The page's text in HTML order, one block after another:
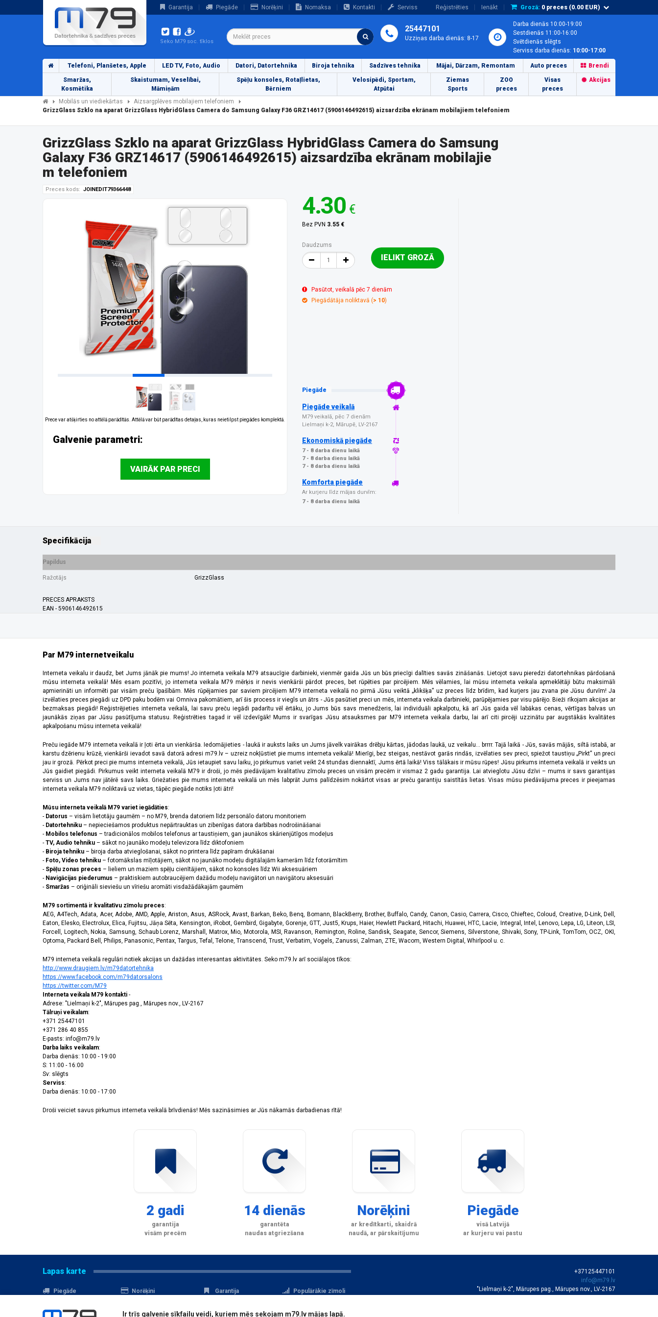
Garantija Piegāde Norēķini Nomaksa Kontakti Serviss Reģistrēties Ienākt Grozā: 0 preces (0.00 EUR)
Seko M79 soc. tīklos
25447101
Uzziņas darba dienās: 8-17
Darba dienās 10:00-19:00
Sestdienās 11:00-16:00
Svētdienās slēgts
Serviss darba dienās: 10:00-17:00
Telefoni, Planšetes, Apple LED TV, Foto, Audio Datori, Datortehnika Biroja tehnika Sadzīves tehnika Mājai, Dārzam, Remontam Auto preces Brendi
Smaržas,
Kosmētika
Skaistumam, Veselībai,
Māmiņām
Spēļu konsoles, Rotaļlietas,
Bērniem
Velosipēdi, Sportam,
Atpūtai
Ziemas
Sports
ZOO
preces
Visas
preces
Akcijas
Mobilās un viediekārtas
Aizsargplēves mobilajiem telefoniem
GrizzGlass Szklo na aparat GrizzGlass HybridGlass Camera do Samsung Galaxy F36 GRZ14617 (5906146492615) aizsardzība ekrānam mobilajiem telefoniem
GrizzGlass Szklo na aparat GrizzGlass HybridGlass Camera do Samsung
Galaxy F36 GRZ14617 (5906146492615) aizsardzība ekrānam mobilajie
m telefoniem
Preces kods: JOINEDIT79366448
Prece var atšķirties no attēlā parādītās. Attēlā var būt parādītas detaļas, kuras neietilpst piegādes komplektā.
Galvenie parametri:
VAIRĀK PAR PRECI
4.30 €
Bez PVN 3.55 €
Daudzums
IELIKT GROZĀ
Pasūtot, veikalā pēc 7 dienām
Piegādātāja noliktavā (> 10)
Piegāde
Piegāde veikalā
M79 veikalā, pēc 7 dienām
Lielmaņi k-2, Mārupē, LV-2167
Ekonomiskā piegāde
7 - 8 darba dienu laikā
7 - 8 darba dienu laikā
7 - 8 darba dienu laikā
Komforta piegāde
Ar kurjeru līdz mājas durvīm:
7 - 8 darba dienu laikā
Specifikācija
Papildus
Ražotājs GrizzGlass
PRECES APRAKSTS
EAN - 5906146492615
Par M79 internetveikalu
Interneta veikalu ir daudz, bet Jums jānāk pie mums! Jo interneta veikala M79 atsaucīgie darbinieki, vienmēr gaida Jūs un būs priecīgi dalīties savās zināšanās. Lietojot savu pieredzi datortehnikas pārdošanā
mūsu interneta veikalā! Mēs esam pozitīvi, jo interneta veikala M79 mērķis ir nevis vienkārši pārdot preces, bet rūpēties par pircējiem. Mēs vēlamies, lai mūsu interneta veikala apmeklētāji būtu maksimāli
apmierināti un informēti par visām preču īpašībām. Mēs rūpējamies par saviem pircējiem M79 interneta veikalā no pirmā Jūsu veiktā „klikšķa” uz preces līdz brīdim, kad kurjers jau zvana pie Jūsu durvīm! Ja
izvēlaties preces piegādi uz DPD paku bodēm vai Omniva pakomātiem, arī šis process ir viegls un ātrs - Jūs pasūtiet preci un mēs, interneta veikala darbinieki, parūpējamies par visu pārējo. Bieži rīkojam akcijas ar
bezmaksas piegādi! Reģistrējieties interneta veikalā, lai savu preču iegādi padarītu vēl ērtāku, jo Jums būs savs menedžeris, lai individuāli apkalpotu, kā arī Jūs gaida vēl labākas cenas, vērtīgas balvas un
jaunākās ziņas par Jūsu pasūtījuma statusu. Reģistrēties tagad ir vēl izdevīgāk! Mums ir svarīgas Jūsu atsauksmes par M79 interneta veikala darbu, lai arī citi pircēji uzzinātu par augstākās kvalitātes
apkalpošanu mūsu interneta veikalā!
Preču iegāde M79 interneta veikalā ir ļoti ērta un vienkārša. Iedomājieties - laukā ir auksts laiks un Jums jāvelk vairākas drēbju kārtas, jādodas laukā, uz veikalu... brrrr. Tajā laikā - Jūs, savās mājās, siltā istabā, ar
karstu dzērienu krūzē, vienkārši ievadot savā datorā adresi m79.lv – uzreiz nokļūstiet pie mums interneta veikalā! Mierīgi, bez steigas, nestāvot garās rindās, izvēlaties sev preci, spiežot taustiņu „Pirkt” un preci
jau ir grozā. Pērkot preci pie mums interneta veikalā, Jūs ietaupiet savu laiku, jo pirkumus variet veikt 24 stundas diennaktī, Jums ērtā laikā! Viss tālākais ir mūsu rūpes! Jūsu pirkums interneta veikalā ir veikts un
Jūs gaidiet piegādi. Pirkumus veikt interneta veikalā M79 ir droši, jo mēs piedāvājam kvalitatīvu zīmolu preces un visām precēm ir vismaz 2 gadu garantija. Lai atvieglotu Jūsu dzīvi – mums ir savs garantijas
serviss un Jums nav jātērē savs laiks. Griežaties pie mums interneta veikalā un mēs labprāt Jums palīdzēsim nokārtot visas ar preču garantiju saistītās lietas. Visas mūsu piedāvājuma preces ir pieejamas
interneta veikala M79 noliktavā uz vietas, tāpēc piegāde notiks ļoti ātri!
Mūsu interneta veikalā M79 variet iegādāties:
- Datorus – visām lietotāju gaumēm – no M79, brenda datoriem līdz personālo datoru monitoriem
- Datortehniku – nepieciešamos produktus nepārtrauktas un zibenīgas datora darbības nodrošināšanai
- Mobilos telefonus – tradicionālos mobilos telefonus ar taustiņiem, gan jaunākos skārienjūtīgos modeļus
- TV, Audio tehniku – sākot no jaunāko modeļu televizora līdz diktofoniem
- Biroja tehniku – biroja darba atvieglošanai, sākot no printera līdz papīram drukāšanai
- Foto, Video tehniku – fotomākslas mīļotājiem, sākot no jaunāko modeļu digitālajām kamerām līdz fotorāmītim
- Spēļu zonas preces – lieliem un maziem spēļu cienītājiem, sākot no konsoles līdz Wii aksesuāriem
- Navigācijas piederumus – praktiskiem autobraucējiem dažādu modeļu navigātori un navigātoru aksesuāri
- Smaržas – oriģināli sieviešu un vīriešu aromāti visdažādākajām gaumēm
M79 sortimentā ir kvalitatīvu zīmolu preces:
AEG, A4Tech, Adata, Acer, Adobe, AMD, Apple, Ariston, Asus, ASRock, Avast, Barkan, Beko, Benq, Bomann, BlackBerry, Brother, Buffalo, Candy, Canon, Casio, Carrera, Cisco, Chieftec, Coloud, Creative, D-Link, Dell,
Eaton, Elesko, Electrolux, Elica, Fujitsu, Jāņa Sēta, Kensington, iRobot, Gembird, Gigabyte, Gorenje, GTT, Just5, Krups, Haier, Hewlett Packard, Hitachi, Huawei, HTC, Lacie, Integral, Intel, Lenovo, Lepa, LG, Liteon, LSI,
Forcell, Logitech, Nokia, Samsung, Schaub Lorenz, Marshall, Matrox, Mio, Motorola, MSI, Ravanson, Remington, Roline, Sandisk, Seagate, Sencor, Siemens, Silverstone, Shivaki, Sony, TP-Link, TomTom, OCZ, OKI,
Optoma, Packard Bell, Philips, Panasonic, Pentax, Targus, Tefal, Telone, Transcend, Trust, Verbatim, Vogels, Zanussi, Zalman, ZTE, Wacom, Western Digital, Whirlpool u. c.
M79 interneta veikalā regulāri notiek akcijas un dažādas interesantas aktivitātes. Seko m79.lv arī sociālajos tīkos:
http://www.draugiem.lv/m79datortehnika
https://www.facebook.com/m79datorsalons
https://twitter.com/M79
Interneta veikala M79 kontakti -
Adrese: "Lielmaņi k-2", Mārupes pag., Mārupes nov., LV-2167
Tālruņi veikalam:
+371 25447101
+371 286 40 855
E-pasts: info@m79.lv
Darba laiks veikalam:
Darba dienās: 10:00 - 19:00
S: 11:00 - 16:00
Sv: slēgts
Serviss:
Darba dienās: 10:00 - 17:00
Droši veiciet savus pirkumus interneta veikalā brīvdienās! Mēs sazināsimies ar Jūs nākamās darbadienas rītā!
2 gadi
garantija
visām precēm
14 dienās
garantēta
naudas atgriezšana
Norēķini
ar kredītkarti, skaidrā
naudā, ar pārskaitījumu
Piegāde
visā Latvijā
ar kurjeru vai pastu
Lapas karte
Piegāde
Norēķini
Akcijas
Serviss
Garantija
Populārākie zīmoli
Datu aizsardzība
Reģistrācija
+37125447101
info@m79.lv
"Lielmaņi k-2", Mārupes pag., Mārupes nov., LV-2167
Ir trīs galvenie sīkfailu veidi, kuriem mēs sekojam m79.lv mājas lapā.